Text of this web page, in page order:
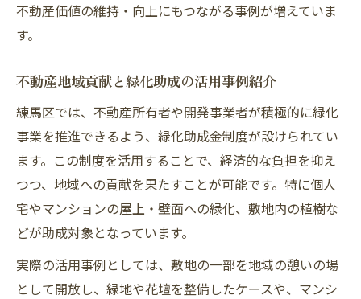
不動産価値の維持・向上にもつながる事例が増えていま
す。
不動産地域貢献と緑化助成の活用事例紹介
練馬区では、不動産所有者や開発事業者が積極的に緑化
事業を推進できるよう、緑化助成金制度が設けられてい
ます。この制度を活用することで、経済的な負担を抑え
つつ、地域への貢献を果たすことが可能です。特に個人
宅やマンションの屋上・壁面への緑化、敷地内の植樹な
どが助成対象となっています。
実際の活用事例としては、敷地の一部を地域の憩いの場
として開放し、緑地や花壇を整備したケースや、マンシ